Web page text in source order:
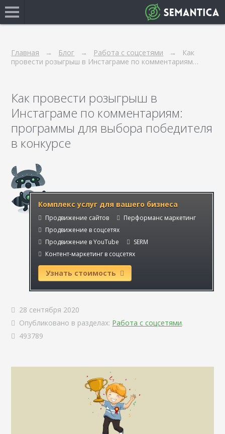
Главная Блог Работа с соцсетями
Как
провести розыгрыш в Инстаграме по комментариям…
Как провести розыгрыш в
Инстаграме по комментариям:
программы для выбора победителя
в конкурсе
Комплекс услуг для вашего бизнеса
Продвижение сайтов
Перформанс маркетинг
Продвижение в соцсетях
Продвижение в YouTube
SERM
Контент-маркетинг в соцсетях
Узнать стоимость
28 сентября 2020
Опубликовано в разделах: Работа с соцсетями.
493789